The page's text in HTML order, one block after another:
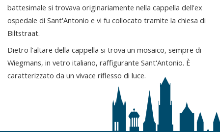
battesimale si trovava originariamente nella cappella dell'ex
ospedale di Sant'Antonio e vi fu collocato tramite la chiesa di
Biltstraat.
Dietro l'altare della cappella si trova un mosaico, sempre di
Wiegmans, in vetro italiano, raffigurante Sant'Antonio. È
caratterizzato da un vivace riflesso di luce.